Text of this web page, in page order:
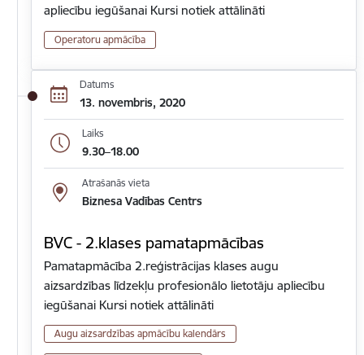
apliecību iegūšanai Kursi notiek attālināti
Operatoru apmācība
Datums
13. novembris, 2020
Laiks
9.30–18.00
Atrašanās vieta
Biznesa Vadības Centrs
BVC - 2.klases pamatapmācības
Pamatapmācība 2.reģistrācijas klases augu
aizsardzības līdzekļu profesionālo lietotāju apliecību
iegūšanai Kursi notiek attālināti
Augu aizsardzības apmācību kalendārs